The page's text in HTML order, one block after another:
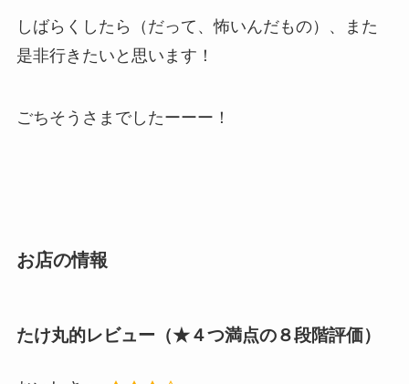
しばらくしたら（だって、怖いんだもの）、また
是非行きたいと思います！
ごちそうさまでしたーーー！
お店の情報
たけ丸的レビュー（★４つ満点の８段階評価）